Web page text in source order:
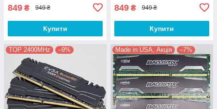
849 ₴ 949 ₴
Купити
849 ₴ 949 ₴
Купити
TOP 2400MHz –9% Made in USA, Акція –7%